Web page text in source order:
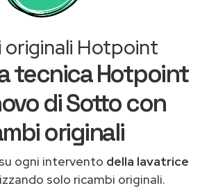
originali Hotpoint
tecnica Hotpoint
di Sotto con
originali
ogni intervento della lavatrice
solo ricambi originali.